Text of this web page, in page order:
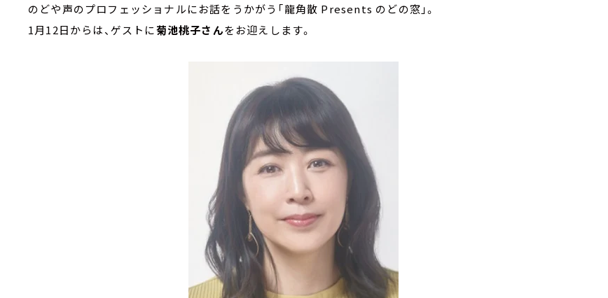
のどや声のプロフェッショナルにお話をうかがう「龍角散 Presents のどの窓」。
1月12日からは、ゲストに菊池桃子さんをお迎えします。